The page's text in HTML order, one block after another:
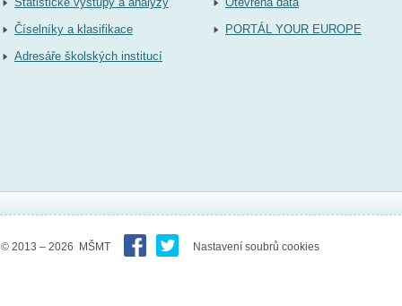
Číselníky a klasifikace
Adresáře školských institucí
PORTÁL YOUR EUROPE
© 2013 – 2026 MŠMT Nastavení soubrů cookies